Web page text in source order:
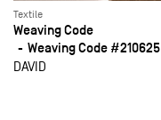
Textile
Weaving Code
Weaving Code #210625
DAVID